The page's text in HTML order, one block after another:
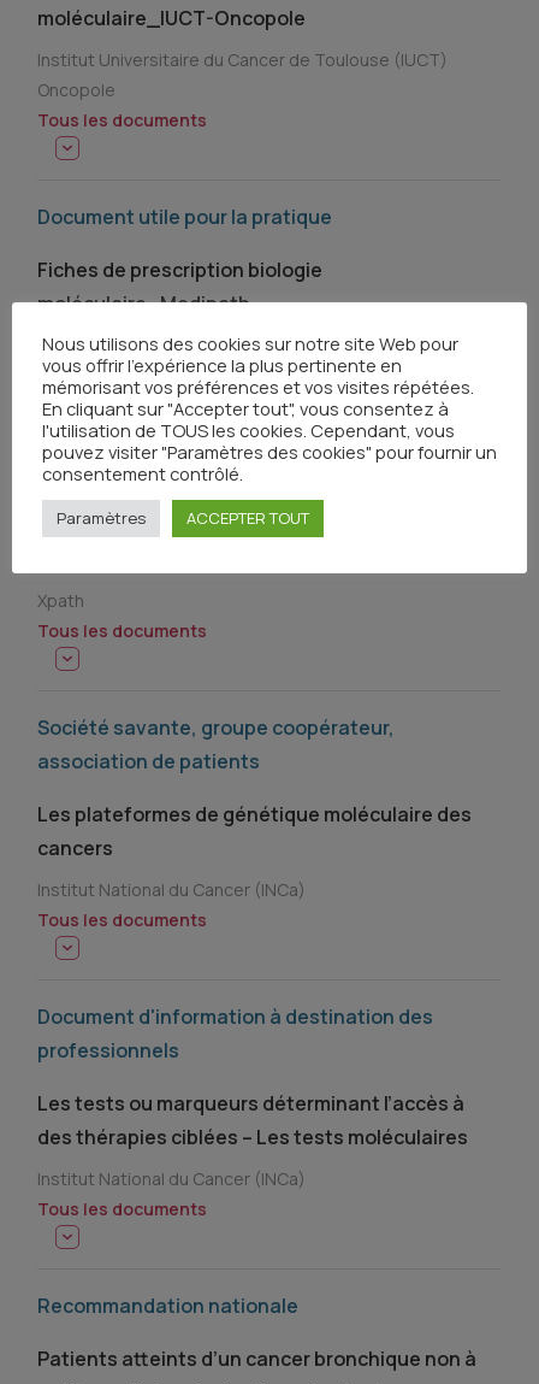
moléculaire_IUCT-Oncopole
Institut Universitaire du Cancer de Toulouse (IUCT)
Oncopole
Tous les documents
Document utile pour la pratique
Fiches de prescription biologie
moléculaire_Medipath
Medipath
Tous les documents
Document utile pour la pratique
Fiches de prescription biologie
Xpath
Tous les documents
Société savante, groupe coopérateur,
association de patients
Les plateformes de génétique moléculaire des
cancers
Institut National du Cancer (INCa)
Tous les documents
Document d'information à destination des
professionnels
Les tests ou marqueurs déterminant l’accès à
des thérapies ciblées – Les tests moléculaires
Institut National du Cancer (INCa)
Tous les documents
Recommandation nationale
Patients atteints d’un cancer bronchique non à
Nous utilisons des cookies sur notre site Web pour
vous offrir l'expérience la plus pertinente en
mémorisant vos préférences et vos visites répétées.
En cliquant sur "Accepter tout", vous consentez à
l'utilisation de TOUS les cookies. Cependant, vous
pouvez visiter "Paramètres des cookies" pour fournir un
consentement contrôlé.
Paramètres ACCEPTER TOUT